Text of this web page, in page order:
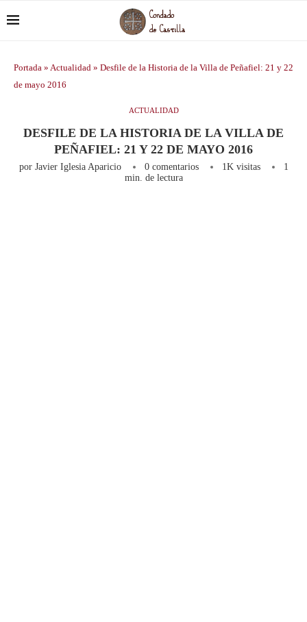
Portada » Actualidad » Desfile de la Historia de la Villa de Peñafiel: 21 y 22
de mayo 2016
ACTUALIDAD
DESFILE DE LA HISTORIA DE LA VILLA DE
PEÑAFIEL: 21 Y 22 DE MAYO 2016
por Javier Iglesia Aparicio 0 comentarios 1Kvisitas
1
min. de lectura